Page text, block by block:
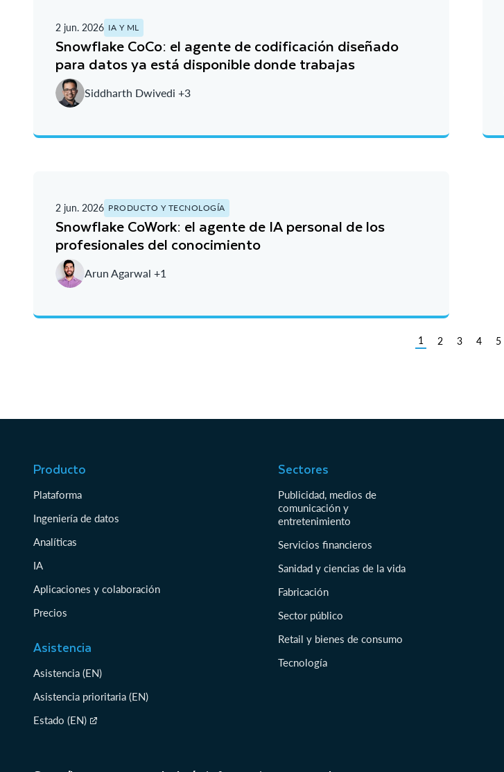
2 jun. 2026 IA Y ML
Snowflake CoCo: el agente de codificación diseñado
para datos ya está disponible donde trabajas
Siddharth Dwivedi +3
2 jun. 2026 PRODUCTO Y TECNOLOGÍA
Snowflake CoWork: el agente de IA personal de los
profesionales del conocimiento
Arun Agarwal +1
1 2 3 4 5
Producto
Plataforma
Ingeniería de datos
Analíticas
IA
Aplicaciones y colaboración
Precios
Asistencia
Asistencia (EN)
Asistencia prioritaria (EN)
Estado (EN)
Sectores
Publicidad, medios de
comunicación y
entretenimiento
Servicios financieros
Sanidad y ciencias de la vida
Fabricación
Sector público
Retail y bienes de consumo
Tecnología